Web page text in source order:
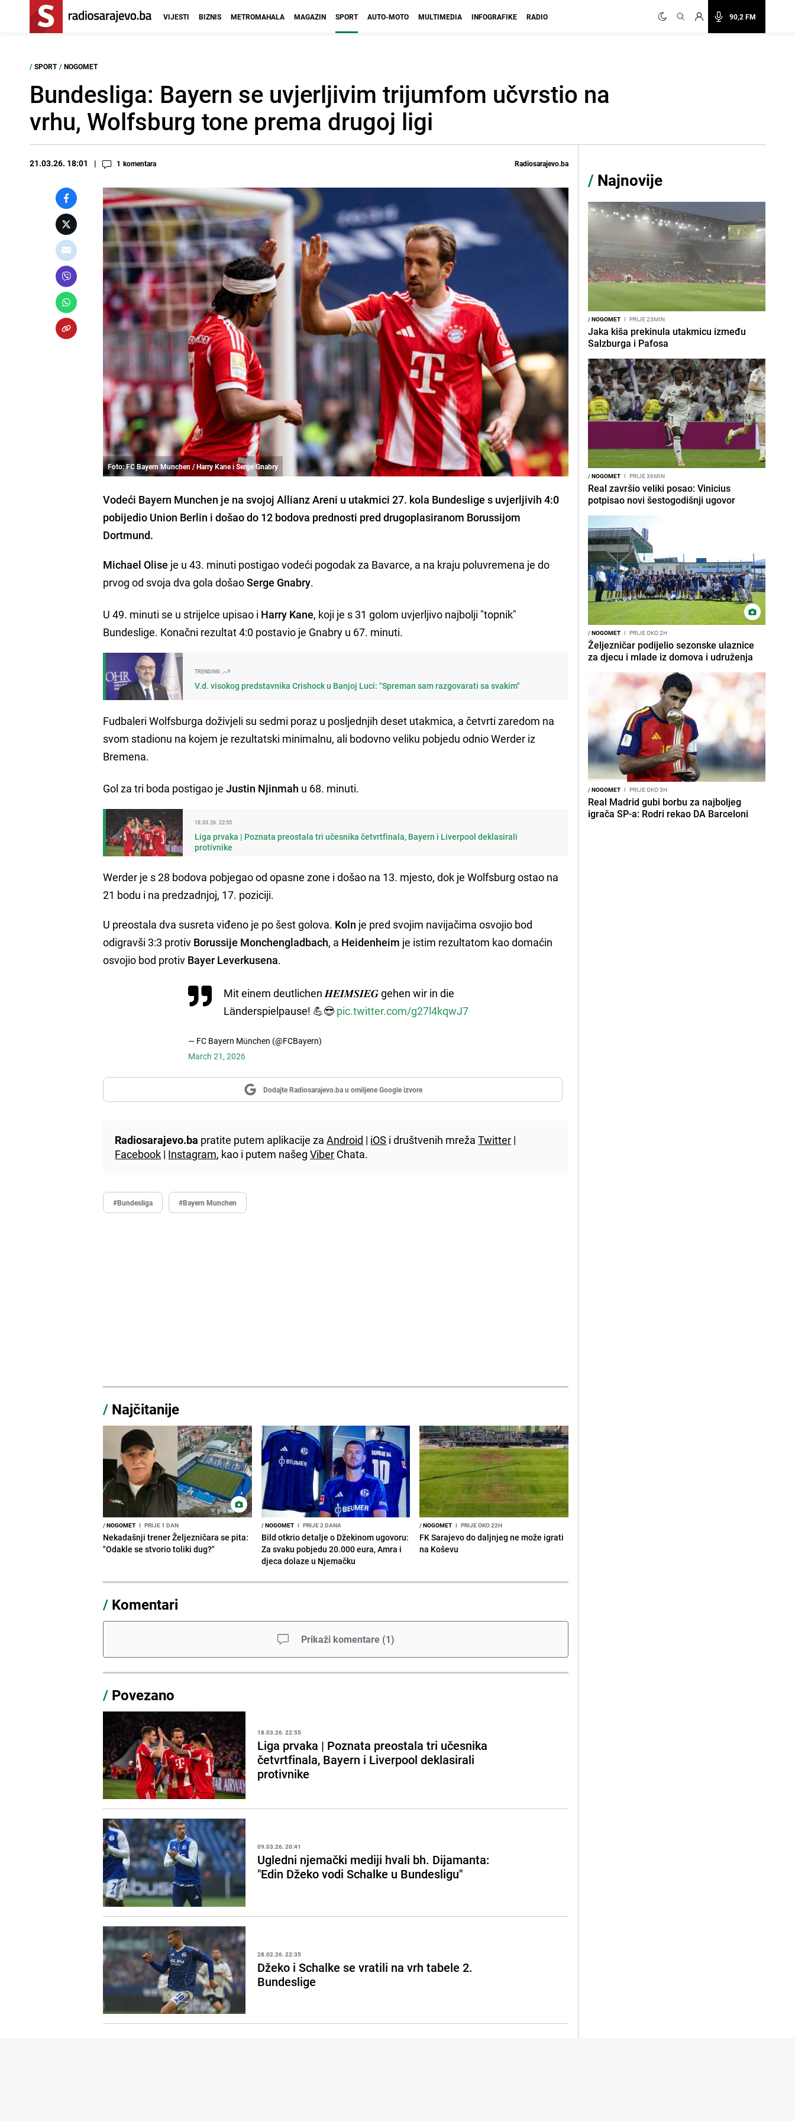
90,2 FM
VIJESTI BIZNIS METROMAHALA MAGAZIN SPORT AUTO-MOTO MULTIMEDIA INFOGRAFIKE RADIO
/ SPORT / NOGOMET
Bundesliga: Bayern se uvjerljivim trijumfom učvrstio na
vrhu, Wolfsburg tone prema drugoj ligi
21.03.26. 18:01 1 komentara Radiosarajevo.ba
Foto: FC Bayern Munchen / Harry Kane i Serge Gnabry
Vodeći Bayern Munchen je na svojoj Allianz Areni u utakmici 27. kola Bundeslige s uvjerljivih 4:0
pobijedio Union Berlin i došao do 12 bodova prednosti pred drugoplasiranom Borussijom
Dortmund.
Michael Olise je u 43. minuti postigao vodeći pogodak za Bavarce, a na kraju poluvremena je do
prvog od svoja dva gola došaoSerge Gnabry.
U 49. minuti se u strijelce upisao i Harry Kane, koji je s 31 golom uvjerljivo najbolji "topnik"
Bundeslige. Konačni rezultat 4:0 postavio je Gnabry u 67. minuti.
TRENDING
V.d. visokog predstavnika Crishock u Banjoj Luci: "Spreman sam razgovarati sa svakim"
Fudbaleri Wolfsburga doživjeli su sedmi poraz u posljednjih deset utakmica, a četvrti zaredom na
svom stadionu na kojem je rezultatski minimalnu, ali bodovno veliku pobjedu odnio Werder iz
Bremena.
Gol za tri boda postigao jeJustin Njinmah u 68. minuti.
18.03.26. 22:55
Liga prvaka | Poznata preostala tri učesnika četvrtfinala, Bayern i Liverpool deklasirali
protivnike
Werder je s 28 bodova pobjegao od opasne zone i došao na 13. mjesto, dok je Wolfsburg ostao na
21 bodu i na predzadnjoj, 17. poziciji.
U preostala dva susreta viđeno je po šest golova. Koln je pred svojim navijačima osvojio bod
odigravši 3:3 protiv Borussije Monchengladbach, a Heidenheim je istim rezultatom kao domaćin
osvojio bod protiv Bayer Leverkusena.
Mit einem deutlichen 𝑯𝑬𝑰𝑴𝑺𝑰𝑬𝑮 gehen wir in die
Länderspielpause! 💪😎 pic.twitter.com/g27l4kqwJ7
— FC Bayern München (@FCBayern)
March 21, 2026
Dodajte Radiosarajevo.ba u omiljene Google izvore
Radiosarajevo.ba pratite putem aplikacije zaAndroid | iOS i društvenih mrežaTwitter |
Facebook | Instagram, kao i putem našegViber Chata.
#Bundesliga #Bayern Munchen
/ Najčitanije
/NOGOMET I PRIJE 1 DAN
Nekadašnji trener Željezničara se pita:
"Odakle se stvorio toliki dug?"
/NOGOMET I PRIJE 2 DANA
Bild otkrio detalje o Džekinom ugovoru:
Za svaku pobjedu 20.000 eura, Amra i
djeca dolaze u Njemačku
/NOGOMET I PRIJE OKO 22H
FK Sarajevo do daljnjeg ne može igrati
na Koševu
/ Komentari
Prikaži komentare (1)
/ Povezano
18.03.26. 22:55
Liga prvaka | Poznata preostala tri učesnika
četvrtfinala, Bayern i Liverpool deklasirali
protivnike
09.03.26. 20:41
Ugledni njemački mediji hvali bh. Dijamanta:
"Edin Džeko vodi Schalke u Bundesligu"
28.02.26. 22:35
Džeko i Schalke se vratili na vrh tabele 2.
Bundeslige
/ Najnovije
/NOGOMET I PRIJE 23MIN
Jaka kiša prekinula utakmicu između
Salzburga i Pafosa
/NOGOMET I PRIJE 36MIN
Real završio veliki posao: Vinicius
potpisao novi šestogodišnji ugovor
/NOGOMET I PRIJE OKO 2H
Željezničar podijelio sezonske ulaznice
za djecu i mlade iz domova i udruženja
/NOGOMET I PRIJE OKO 3H
Real Madrid gubi borbu za najboljeg
igrača SP-a: Rodri rekao DA Barceloni